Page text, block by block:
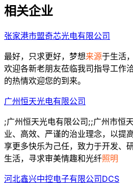
相关企业
张家港市盟奇芯光电有限公司
最好，只求更好，梦想来源于生活
欢迎各新老朋友莅临我司指导工作
的热情欢迎您的到来。
广州恒天光电有限公司
;广州恒天光电有限公司;;广州市恒
业、高效、严谨的治业理念，以提
享更多快乐为己任，致力于开发、
生活，寻求审美情趣和光纤照明
河北鑫兴中控电子有限公司DCS